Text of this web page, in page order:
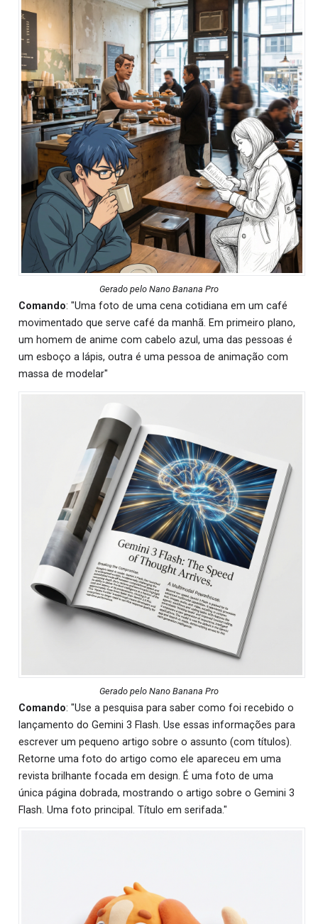
Gerado pelo Nano Banana Pro
Comando: "Uma foto de uma cena cotidiana em um café
movimentado que serve café da manhã. Em primeiro plano,
um homem de anime com cabelo azul, uma das pessoas é
um esboço a lápis, outra é uma pessoa de animação com
massa de modelar"
Gerado pelo Nano Banana Pro
Comando: "Use a pesquisa para saber como foi recebido o
lançamento do Gemini 3 Flash. Use essas informações para
escrever um pequeno artigo sobre o assunto (com títulos).
Retorne uma foto do artigo como ele apareceu em uma
revista brilhante focada em design. É uma foto de uma
única página dobrada, mostrando o artigo sobre o Gemini 3
Flash. Uma foto principal. Título em serifada."